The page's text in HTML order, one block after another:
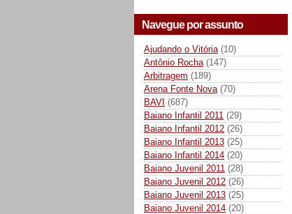
Navegue por assunto
Ajudando o Vitória (10)
Antônio Rocha (147)
Arbitragem (189)
Arena Fonte Nova (70)
BAVI (687)
Baiano Infantil 2011 (29)
Baiano Infantil 2012 (26)
Baiano Infantil 2013 (25)
Baiano Infantil 2014 (20)
Baiano Juvenil 2011 (28)
Baiano Juvenil 2012 (26)
Baiano Juvenil 2013 (25)
Baiano Juvenil 2014 (20)